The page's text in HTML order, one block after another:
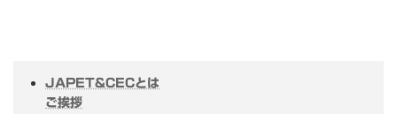
JAPET&CECとは
ご挨拶